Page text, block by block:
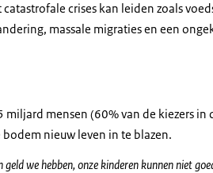
crises kan leiden zoals
massale migraties en een
mensen (60% van de kiezers in
nieuw leven in te blazen.
we hebben, onze kinderen kunnen niet